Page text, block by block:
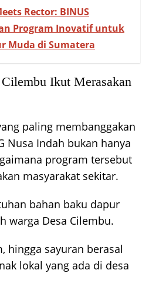
Rector: BINUS
Program Inovatif untuk
Muda di Sumatera
Ikut Merasakan
paling membanggakan
Nusa Indah bukan hanya
program tersebut
masyarakat sekitar.
bahan baku dapur
warga Desa Cilembu.
hingga sayuran berasal
lokal yang ada di desa